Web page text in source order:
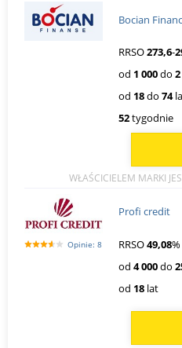
Bocian
RRSO273,6-
od 1 000do
od 18do 74
52tygodnie
WŁAŚCICIELEM MARKI
Opinie: 8
Profi credit
RRSO49,08%
od 4 000do
od 18 lat